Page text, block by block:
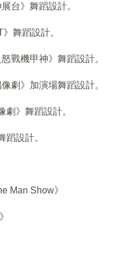
台》舞蹈設計。
舞蹈設計。
戰機甲神》舞蹈設計。
劇》加演場舞蹈設計。
》舞蹈設計。
設計。
Man Show》